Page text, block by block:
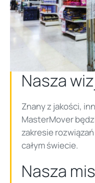
Nasza
Znany z jakości,
MasterMover
zakresie
całym świecie.
Nasza